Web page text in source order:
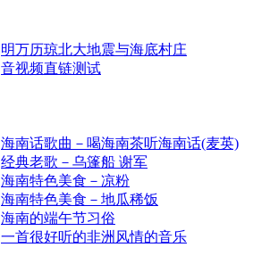
明万历琼北大地震与海底村庄
音视频直链测试
海南话歌曲－喝海南茶听海南话(麦英)
经典老歌－乌篷船 谢军
海南特色美食－凉粉
海南特色美食－地瓜稀饭
海南的端午节习俗
一首很好听的非洲风情的音乐